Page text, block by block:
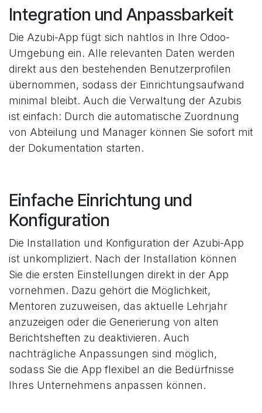
Integration und Anpassbarkeit
Die Azubi-App fügt sich nahtlos in Ihre Odoo-
Umgebung ein. Alle relevanten Daten werden
direkt aus den bestehenden Benutzerprofilen
übernommen, sodass der Einrichtungsaufwand
minimal bleibt. Auch die Verwaltung der Azubis
ist einfach: Durch die automatische Zuordnung
von Abteilung und Manager können Sie sofort mit
der Dokumentation starten.
Einfache Einrichtung und
Konfiguration
Die Installation und Konfiguration der Azubi-App
ist unkompliziert. Nach der Installation können
Sie die ersten Einstellungen direkt in der App
vornehmen. Dazu gehört die Möglichkeit,
Mentoren zuzuweisen, das aktuelle Lehrjahr
anzuzeigen oder die Generierung von alten
Berichtsheften zu deaktivieren. Auch
nachträgliche Anpassungen sind möglich,
sodass Sie die App flexibel an die Bedürfnisse
Ihres Unternehmens anpassen können.